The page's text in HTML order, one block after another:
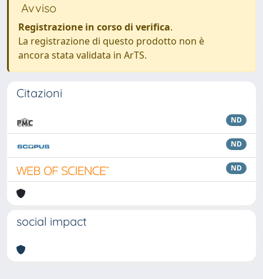
Avviso
Registrazione in corso di verifica.
La registrazione di questo prodotto non è
ancora stata validata in ArTS.
Citazioni
ND
ND
ND
social impact